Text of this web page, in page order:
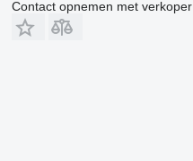
Contact opnemen met verkoper